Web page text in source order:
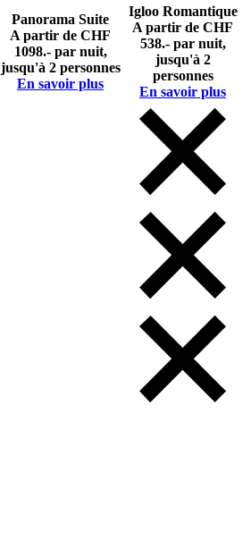
Panorama Suite
A partir de CHF
1098.- par nuit,
jusqu'à 2 personnes
En savoir plus
Igloo Romantique
A partir de CHF
538.- par nuit,
jusqu'à 2
personnes
En savoir plus